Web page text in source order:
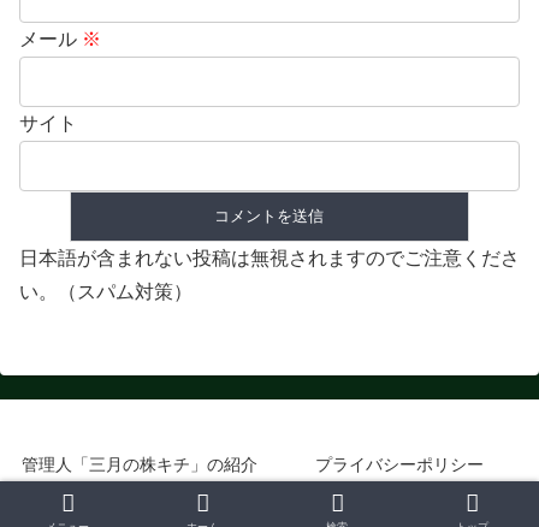
メール ※
サイト
日本語が含まれない投稿は無視されますのでご注意くださ
い。（スパム対策）
管理人「三月の株キチ」の紹介 プライバシーポリシー
© 2018 優待投資家のおしごと.